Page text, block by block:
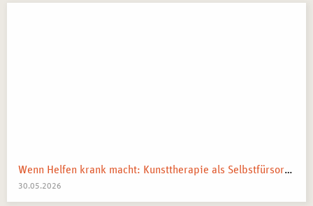
Wenn Helfen krank macht: Kunsttherapie als Selbstfürsorge in pflegenden und beratenden Berufen
30.05.2026